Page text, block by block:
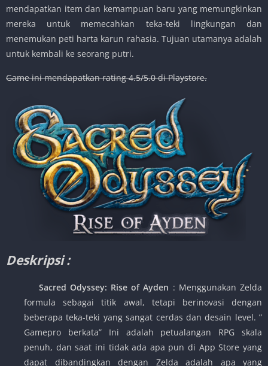
mendapatkan item dan kemampuan baru yang memungkinkan
mereka untuk memecahkan teka-teki lingkungan dan
menemukan peti harta karun rahasia. Tujuan utamanya adalah
untuk kembali ke seorang putri.
Game ini mendapatkan rating 4.5/5.0 di Playstore.
Deskripsi :
Sacred Odyssey: Rise of Ayden : Menggunakan Zelda
formula sebagai titik awal, tetapi berinovasi dengan
beberapa teka-teki yang sangat cerdas dan desain level. ”
Gamepro berkata” Ini adalah petualangan RPG skala
penuh, dan saat ini tidak ada apa pun di App Store yang
dapat dibandingkan dengan Zelda adalah apa yang